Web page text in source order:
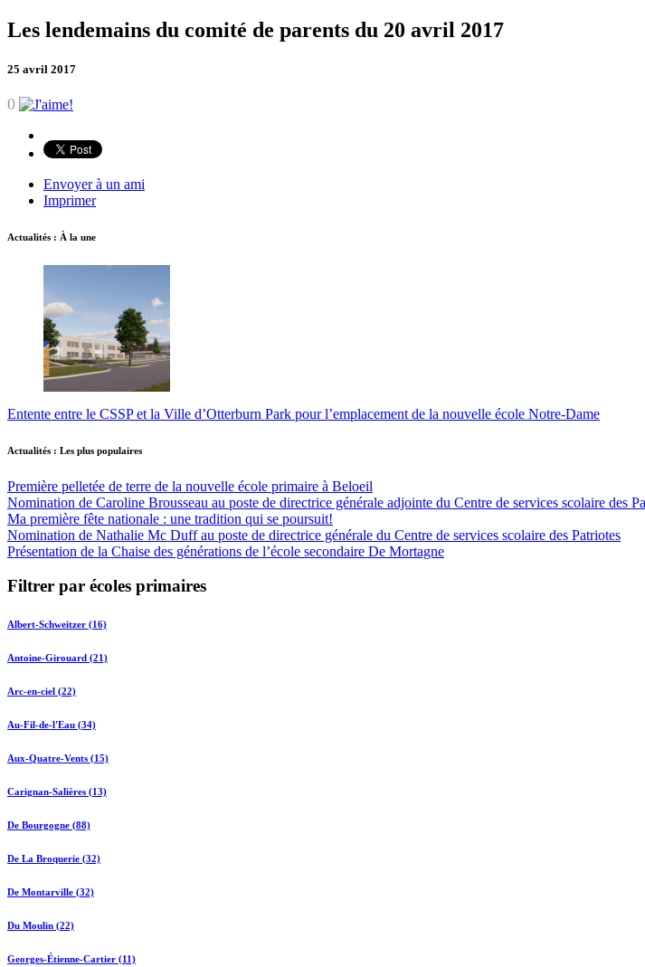
Les lendemains du comité de parents du 20 avril 2017
25 avril 2017
0
Envoyer à un ami
Imprimer
Actualités : À la une
Entente entre le CSSP et la Ville d’Otterburn Park pour l’emplacement de la nouvelle école Notre-Dame
Actualités : Les plus populaires
Première pelletée de terre de la nouvelle école primaire à Beloeil
Nomination de Caroline Brousseau au poste de directrice générale adjointe du Centre de services scolaire des
Ma première fête nationale : une tradition qui se poursuit!
Nomination de Nathalie Mc Duff au poste de directrice générale du Centre de services scolaire des Patriotes
Présentation de la Chaise des générations de l’école secondaire De Mortagne
Filtrer par écoles primaires
Albert-Schweitzer (16)
Antoine-Girouard (21)
Arc-en-ciel (22)
Au-Fil-de-l'Eau (34)
Aux-Quatre-Vents (15)
Carignan-Salières (13)
De Bourgogne (88)
De La Broquerie (32)
De Montarville (32)
Du Moulin (22)
Georges-Étienne-Cartier (11)